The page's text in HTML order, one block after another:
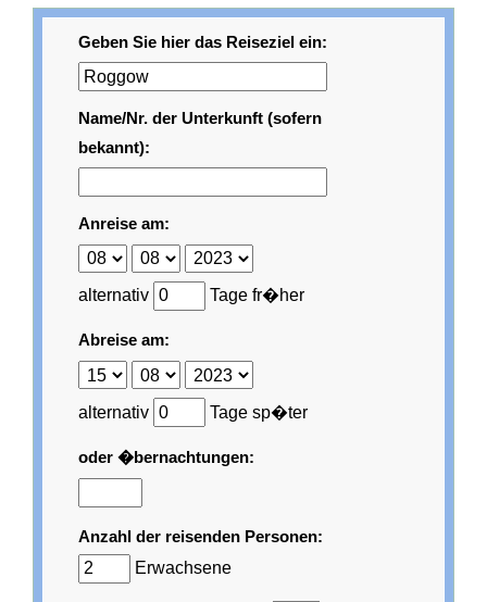
Geben Sie hier das Reiseziel ein:
Name/Nr. der Unterkunft (sofern
bekannt):
Anreise am:
alternativ Tage fr�her
Abreise am:
alternativ Tage sp�ter
oder �bernachtungen:
Anzahl der reisenden Personen:
Erwachsene